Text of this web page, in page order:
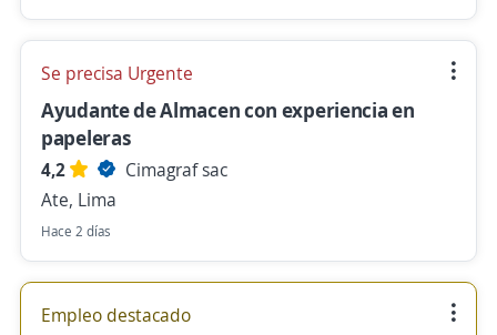
Se precisa Urgente
Ayudante de Almacen con experiencia en
papeleras
4,2
Cimagraf sac
Ate, Lima
Hace 2 días
Empleo destacado